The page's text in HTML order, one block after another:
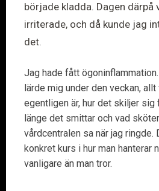
började kladda. Dagen därpå
irriterade, och då kunde jag
det.
Jag hade fått
lärde mig under den veckan,
egentligen är, hur det skiljer sig
länge det smittar och vad
vårdcentralen sa när jag ringde.
konkret kurs i hur man hanterar
vanligare än man tror.